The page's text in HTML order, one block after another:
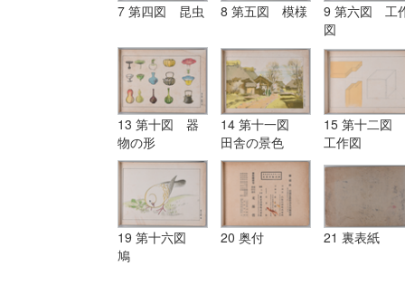
7 第四図 昆虫 8 第五図 模様
9 第六図 工
図
13 第十図 器
物の形
14 第十一図
田舎の景色
15 第十二図
工作図
19 第十六図
鳩
20 奥付 21 裏表紙